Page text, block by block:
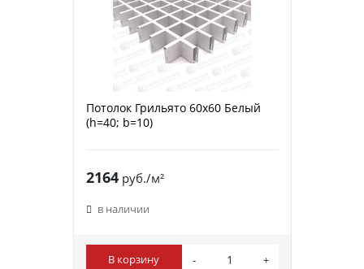
Потолок Грильято 60х60 Белый
(h=40; b=10)
2164руб./м²
в наличии
В корзину